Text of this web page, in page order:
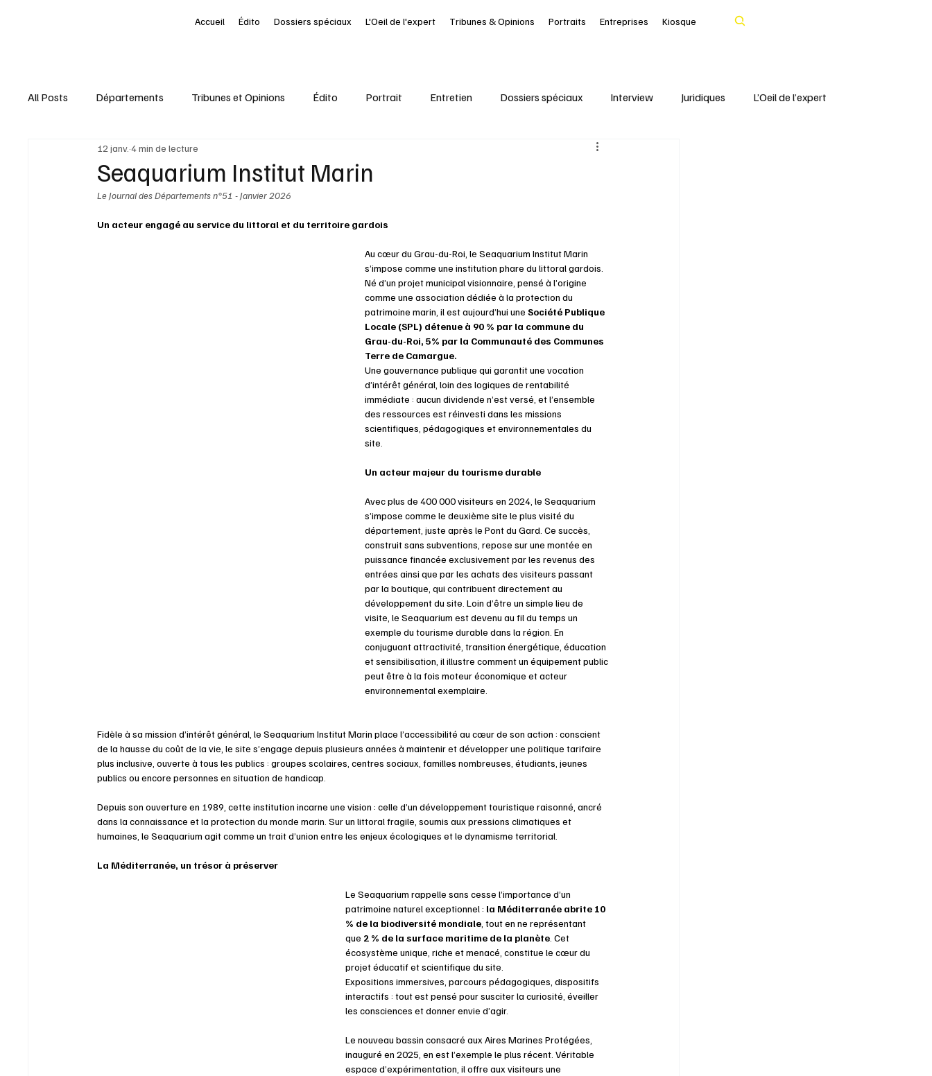
Accueil Édito Dossiers spéciaux L'Oeil de l'expert Tribunes & Opinions Portraits Entreprises Kiosque
All Posts Départements Tribunes et Opinions Édito Portrait Entretien Dossiers spéciaux Interview Juridiques L’Oeil de l’expert
Nominations Entreprises Kiosque
Seaquarium Institut Marin
12 janv. 4 min de lecture
Le Journal des Départements n°51 - Janvier 2026
Un acteur engagé au service du littoral et du territoire gardois
Au cœur du Grau-du-Roi, le Seaquarium Institut Marin
s’impose comme une institution phare du littoral gardois.
Né d’un projet municipal visionnaire, pensé à l’origine
comme une association dédiée à la protection du
patrimoine marin, il est aujourd’hui une Société Publique
Locale (SPL) détenue à 90 % par la commune du
Grau-du-Roi, 5% par la Communauté des Communes
Terre de Camargue.
Une gouvernance publique qui garantit une vocation
d’intérêt général, loin des logiques de rentabilité
immédiate : aucun dividende n’est versé, et l’ensemble
des ressources est réinvesti dans les missions
scientifiques, pédagogiques et environnementales du
site.
Un acteur majeur du tourisme durable
Avec plus de 400 000 visiteurs en 2024, le Seaquarium
s’impose comme le deuxième site le plus visité du
département, juste après le Pont du Gard. Ce succès,
construit sans subventions, repose sur une montée en
puissance financée exclusivement par les revenus des
entrées ainsi que par les achats des visiteurs passant
par la boutique, qui contribuent directement au
développement du site. Loin d’être un simple lieu de
visite, le Seaquarium est devenu au fil du temps un
exemple du tourisme durable dans la région. En
conjuguant attractivité, transition énergétique, éducation
et sensibilisation, il illustre comment un équipement public
peut être à la fois moteur économique et acteur
environnemental exemplaire.
Fidèle à sa mission d’intérêt général, le Seaquarium Institut Marin place l’accessibilité au cœur de son action : conscient
de la hausse du coût de la vie, le site s’engage depuis plusieurs années à maintenir et développer une politique tarifaire
plus inclusive, ouverte à tous les publics : groupes scolaires, centres sociaux, familles nombreuses, étudiants, jeunes
publics ou encore personnes en situation de handicap.
Depuis son ouverture en 1989, cette institution incarne une vision : celle d’un développement touristique raisonné, ancré
dans la connaissance et la protection du monde marin. Sur un littoral fragile, soumis aux pressions climatiques et
humaines, le Seaquarium agit comme un trait d’union entre les enjeux écologiques et le dynamisme territorial.
La Méditerranée, un trésor à préserver
Le Seaquarium rappelle sans cesse l’importance d’un
patrimoine naturel exceptionnel : la Méditerranée abrite 10
% de la biodiversité mondiale , tout en ne représentant
que 2 % de la surface maritime de la planète . Cet
écosystème unique, riche et menacé, constitue le cœur du
projet éducatif et scientifique du site.
Expositions immersives, parcours pédagogiques, dispositifs
interactifs : tout est pensé pour susciter la curiosité, éveiller
les consciences et donner envie d’agir.
Le nouveau bassin consacré aux Aires Marines Protégées,
inauguré en 2025, en est l’exemple le plus récent. Véritable
espace d’expérimentation, il offre aux visiteurs une